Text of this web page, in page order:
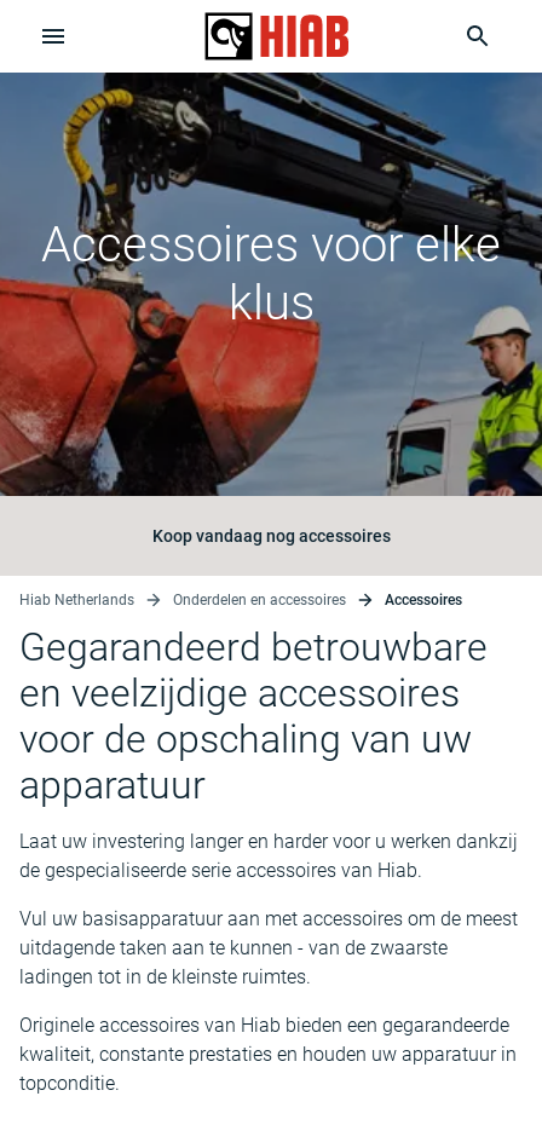
Accessoires voor elke
klus
Koop vandaag nog accessoires
Hiab Netherlands Onderdelen en accessoires Accessoires
Gegarandeerd betrouwbare
en veelzijdige accessoires
voor de opschaling van uw
apparatuur
Laat uw investering langer en harder voor u werken dankzij
de gespecialiseerde serie accessoires van Hiab.
Vul uw basisapparatuur aan met accessoires om de meest
uitdagende taken aan te kunnen - van de zwaarste
ladingen tot in de kleinste ruimtes.
Originele accessoires van Hiab bieden een gegarandeerde
kwaliteit, constante prestaties en houden uw apparatuur in
topconditie.